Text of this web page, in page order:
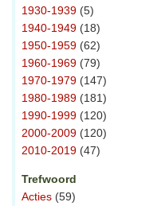
1930-1939 (5)
1940-1949 (18)
1950-1959 (62)
1960-1969 (79)
1970-1979 (147)
1980-1989 (181)
1990-1999 (120)
2000-2009 (120)
2010-2019 (47)
Trefwoord
Acties (59)